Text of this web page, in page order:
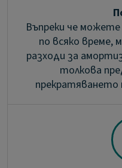
Въпреки че
по всяко време,
разходи за
толкова
прекратяването